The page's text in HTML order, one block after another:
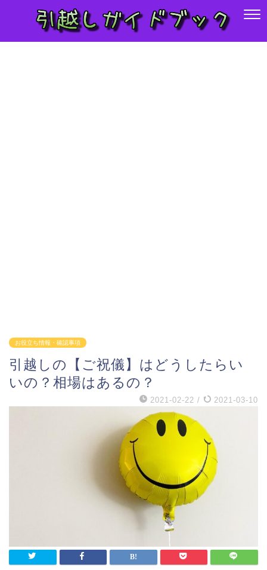
お役立ち情報・確認事項
引越しの【ご祝儀】はどうしたらい
いの？相場はあるの？
2021-02-22 / 2021-03-10